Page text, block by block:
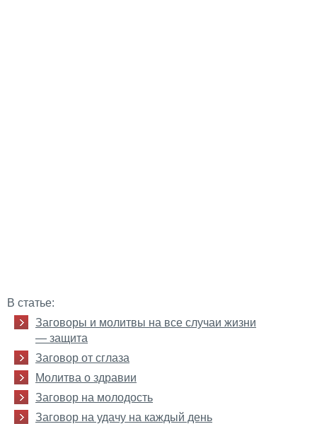
В статье:
Заговоры и молитвы на все случаи жизни
— защита
Заговор от сглаза
Молитва о здравии
Заговор на молодость
Заговор на удачу на каждый день